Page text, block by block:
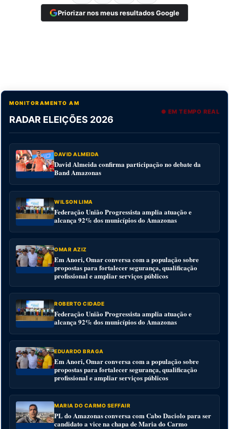
Priorizar nos meus resultados Google
MONITORAMENTO AM
RADAR ELEIÇÕES 2026
● EM TEMPO REAL
DAVID ALMEIDA
David Almeida confirma participação no debate da
Band Amazonas
WILSON LIMA
Federação União Progressista amplia atuação e
alcança 92% dos municípios do Amazonas
OMAR AZIZ
Em Anori, Omar conversa com a população sobre
propostas para fortalecer segurança, qualificação
profissional e ampliar serviços públicos
ROBERTO CIDADE
Federação União Progressista amplia atuação e
alcança 92% dos municípios do Amazonas
EDUARDO BRAGA
Em Anori, Omar conversa com a população sobre
propostas para fortalecer segurança, qualificação
profissional e ampliar serviços públicos
MARIA DO CARMO SEFFAIR
PL do Amazonas conversa com Cabo Daciolo para ser
candidato a vice na chapa de Maria do Carmo